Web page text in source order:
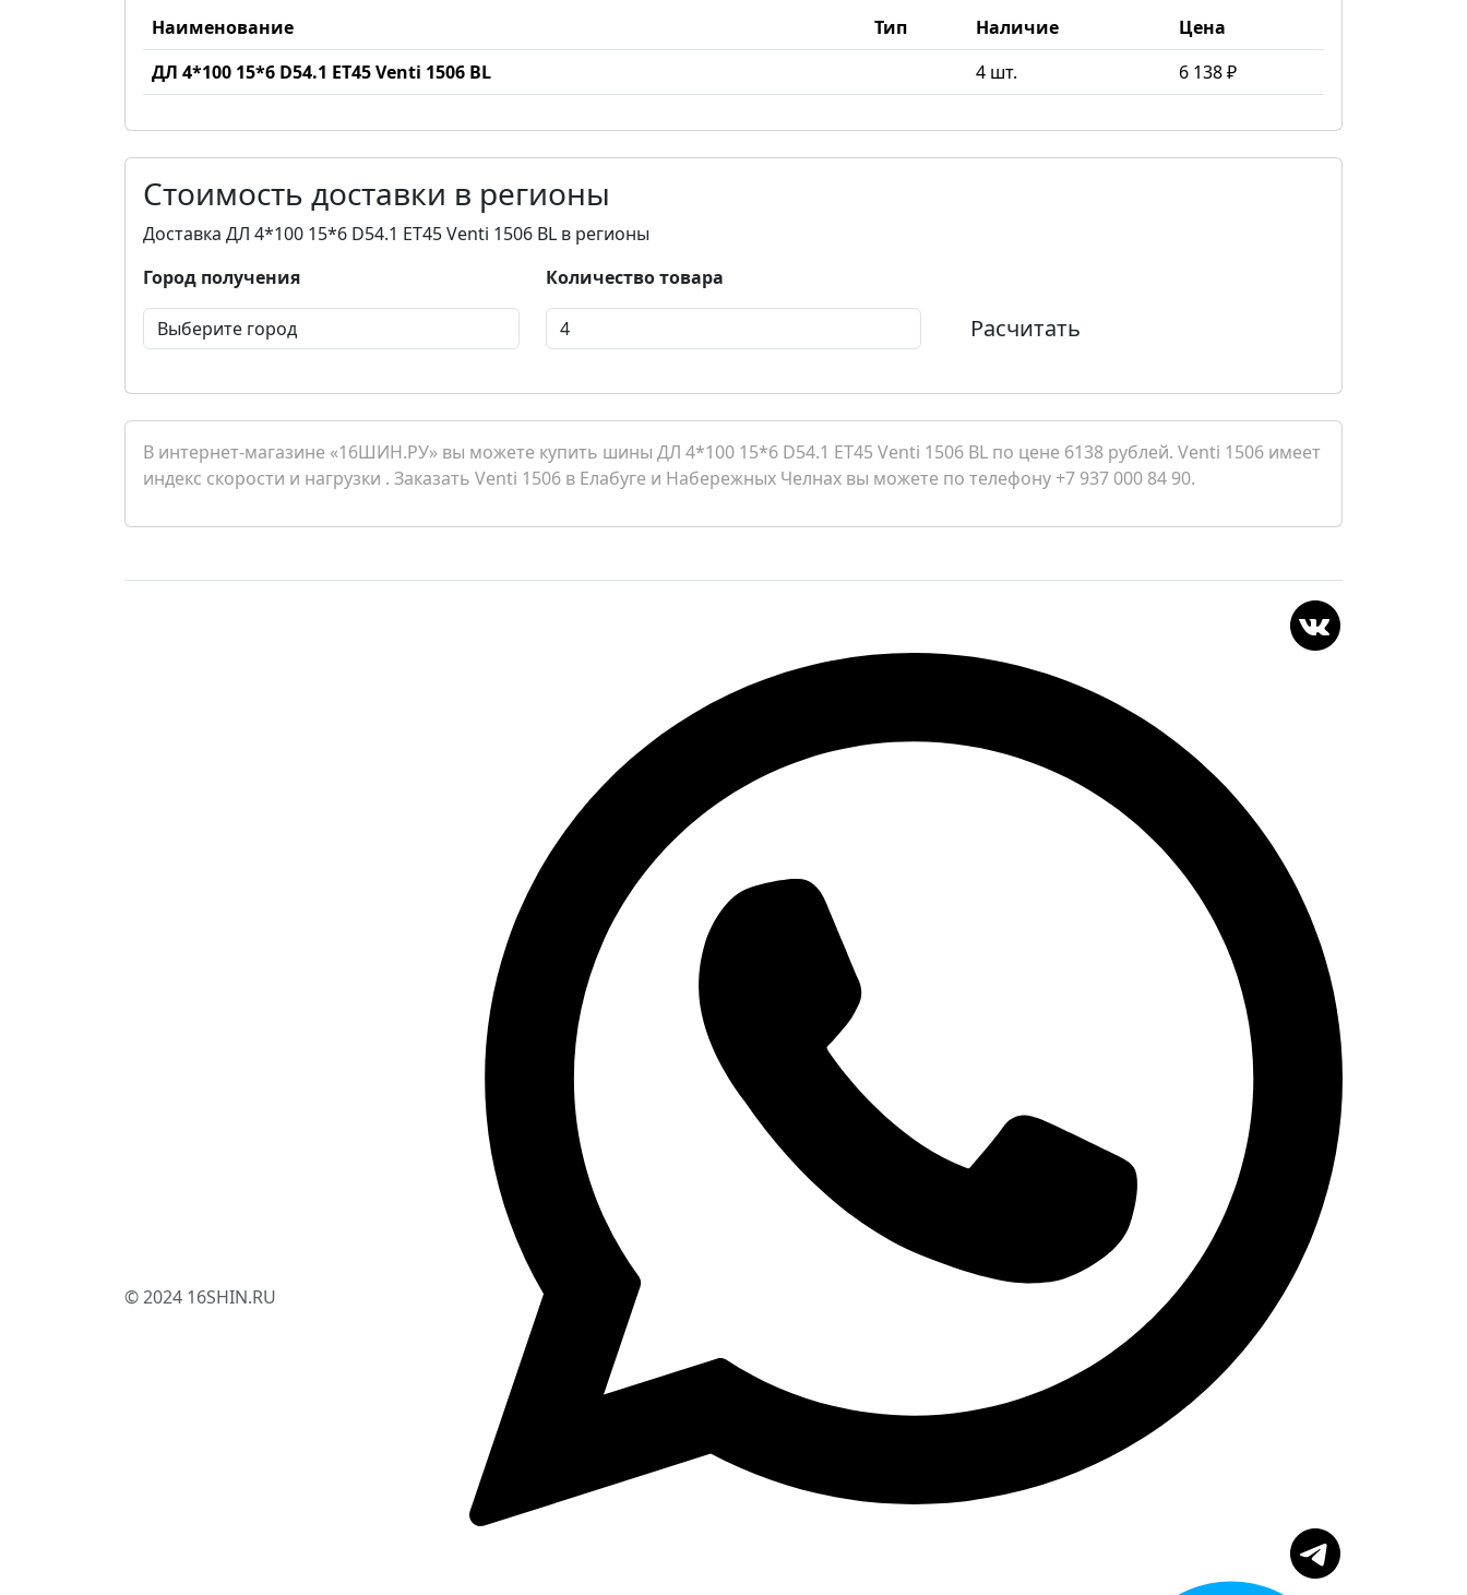
Наименование Тип Наличие
Цена
ДЛ 4*100 15*6 D54.1 ET45 Venti 1506 BL
4 шт. 6 138 ₽
Стоимость доставки в регионы
Доставка ДЛ 4*100 15*6 D54.1 ET45 Venti 1506 BL в регионы
Город получения
Количество товара
Расчитать
В интернет-магазине «16ШИН.РУ» вы можете купить шины ДЛ 4*100 15*6 D54.1 ET45 Venti 1506 BL по цене 6138 рублей. Venti 1506 имеет
индекс скорости и нагрузки . Заказать Venti 1506 в Елабуге и Набережных Челнах вы можете по телефону +7 937 000 84 90.
© 2024 16SHIN.RU